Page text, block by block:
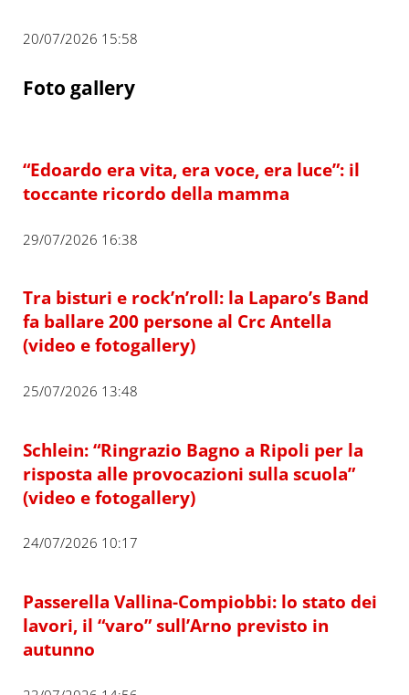
20/07/2026 15:58
Foto gallery
“Edoardo era vita, era voce, era luce”: il
toccante ricordo della mamma
29/07/2026 16:38
Tra bisturi e rock’n’roll: la Laparo’s Band
fa ballare 200 persone al Crc Antella
(video e fotogallery)
25/07/2026 13:48
Schlein: “Ringrazio Bagno a Ripoli per la
risposta alle provocazioni sulla scuola”
(video e fotogallery)
24/07/2026 10:17
Passerella Vallina-Compiobbi: lo stato dei
lavori, il “varo” sull’Arno previsto in
autunno